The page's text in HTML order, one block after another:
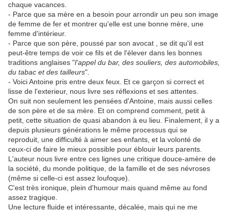
chaque vacances.
- Parce que sa mère en a besoin pour arrondir un peu son image
de femme de fer et montrer qu'elle est une bonne mère, une
femme d'intérieur.
- Parce que son père, poussé par son avocat , se dit qu'il est
peut-être temps de voir ce fils et de l'élever dans les bonnes
traditions anglaises "l'appel du bar, des souliers, des automobiles,
du tabac et des tailleurs".
- Voici Antoine pris entre deux feux. Et ce garçon si correct et
lisse de l'exterieur, nous livre ses réflexions et ses attentes.
On suit non seulement les pensées d'Antoine, mais aussi celles
de son père et de sa mère. Et on comprend comment, petit à
petit, cette situation de quasi abandon à eu lieu. Finalement, il y a
depuis plusieurs générations le même processus qui se
reproduit, une difficulté à aimer ses enfants, et la volonté de
ceux-ci de faire le mieux possible pour éblouir leurs parents.
L'auteur nous livre entre ces lignes une critique douce-amère de
la société, du monde politique, de la famille et de ses névroses
(même si celle-ci est assez loufoque).
C'est très ironique, plein d'humour mais quand même au fond
assez tragique.
Une lecture fluide et intéressante, décalée, mais qui ne me